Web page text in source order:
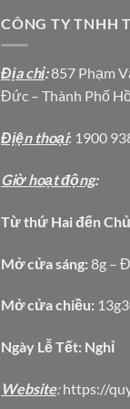
CÔNG TY TNHH
Địa chỉ:857 Phạm
Đức – Thành Phố
Địện thoại: 1900
Giờ hoạt động:
Từ thứ Hai đến
Mở cửa sáng: 8g – Đ
Mở cửa chiều:
Ngày Lễ Tết: Nghỉ
Website:https://